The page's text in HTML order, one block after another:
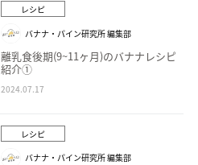
レシピ
バナナ・パイン研究所 編集部
離乳食後期(9~11ヶ月)のバナナレシピ
紹介①
2024.07.17
レシピ
バナナ・パイン研究所 編集部